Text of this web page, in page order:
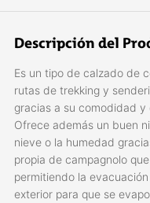
Descripción del
Es un tipo de calzado de
rutas de trekking y
gracias a su comodidad
Ofrece además un buen
nieve o la humedad
propia de campagnolo
permitiendo la
exterior para que se